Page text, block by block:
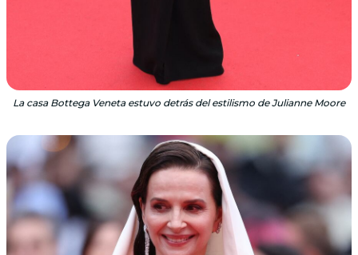
La casa Bottega Veneta estuvo detrás del estilismo de Julianne Moore